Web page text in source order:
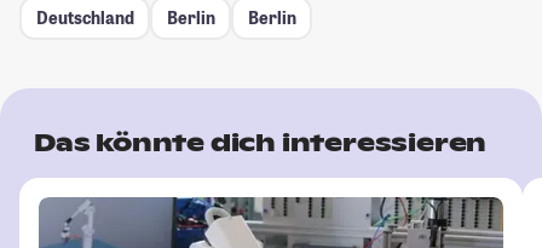
Deutschland
Berlin Berlin
Das könnte dich interessieren